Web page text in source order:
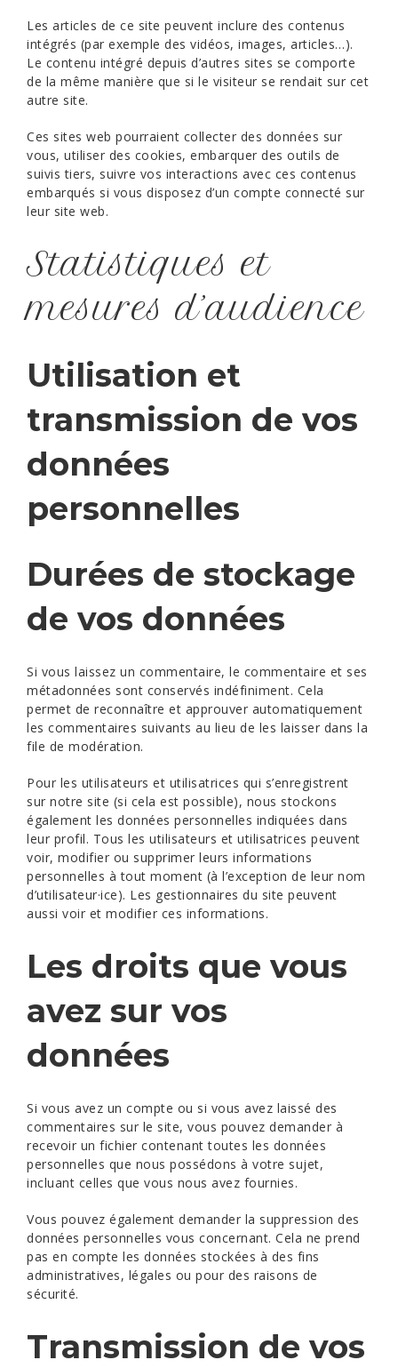
Les articles de ce site peuvent inclure des contenus
intégrés (par exemple des vidéos, images, articles…).
Le contenu intégré depuis d’autres sites se comporte
de la même manière que si le visiteur se rendait sur cet
autre site.
Ces sites web pourraient collecter des données sur
vous, utiliser des cookies, embarquer des outils de
suivis tiers, suivre vos interactions avec ces contenus
embarqués si vous disposez d’un compte connecté sur
leur site web.
Statistiques et
mesures d’audience
Utilisation et
transmission de vos
données
personnelles
Durées de stockage
de vos données
Si vous laissez un commentaire, le commentaire et ses
métadonnées sont conservés indéfiniment. Cela
permet de reconnaître et approuver automatiquement
les commentaires suivants au lieu de les laisser dans la
file de modération.
Pour les utilisateurs et utilisatrices qui s’enregistrent
sur notre site (si cela est possible), nous stockons
également les données personnelles indiquées dans
leur profil. Tous les utilisateurs et utilisatrices peuvent
voir, modifier ou supprimer leurs informations
personnelles à tout moment (à l’exception de leur nom
d’utilisateur·ice). Les gestionnaires du site peuvent
aussi voir et modifier ces informations.
Les droits que vous
avez sur vos
données
Si vous avez un compte ou si vous avez laissé des
commentaires sur le site, vous pouvez demander à
recevoir un fichier contenant toutes les données
personnelles que nous possédons à votre sujet,
incluant celles que vous nous avez fournies.
Vous pouvez également demander la suppression des
données personnelles vous concernant. Cela ne prend
pas en compte les données stockées à des fins
administratives, légales ou pour des raisons de
sécurité.
Transmission de vos